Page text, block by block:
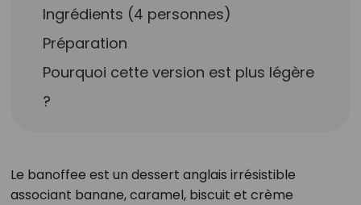
Ingrédients (4 personnes)
Préparation
Pourquoi cette version est plus légère
?
Le banoffee est un dessert anglais irrésistible
associant banane, caramel, biscuit et crème